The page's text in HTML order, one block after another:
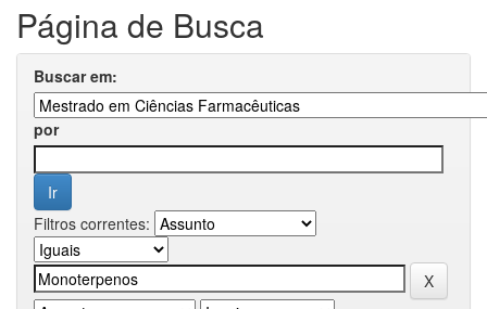
Página de Busca
Buscar em:
por
Filtros correntes: